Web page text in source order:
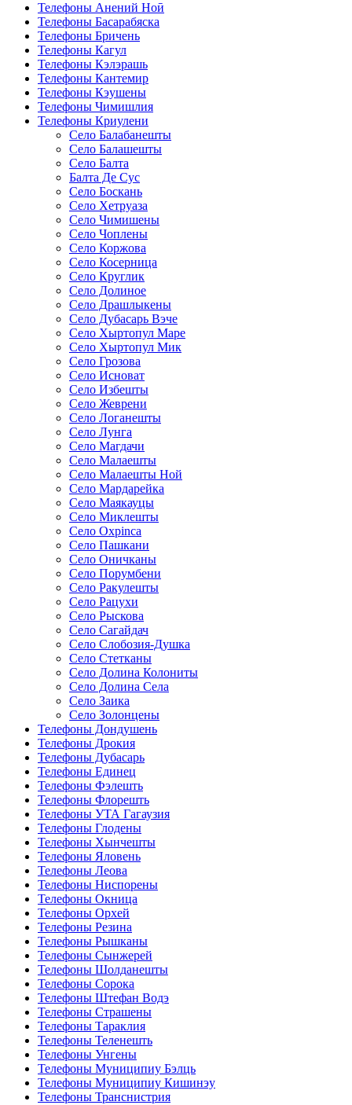
Телефоны Анений Ноӣ
Телефоны Басарабяска
Телефоны Бричень
Телефоны Кагул
Телефоны Кэлэрашь
Телефоны Кантемир
Телефоны Кэушены
Телефоны Чимишлия
Телефоны Криулени
Село Балабанешты
Село Балашешты
Село Балта
Балта Де Сус
Село Боскань
Село Хетруаза
Село Чимишены
Село Чоплены
Село Коржова
Село Косерница
Село Круглик
Село Долиное
Село Драшлыкены
Село Дубасарь Вэче
Село Хыртопул Маре
Село Хыртопул Мик
Село Грозова
Село Исноват
Село Избешты
Село Жеврени
Село Логанешты
Село Лунга
Село Магдачи
Село Малаешты
Село Малаешты Ной
Село Мардарейка
Село Маякауцы
Село Миклешты
Село Охрinca
Село Пашкани
Село Оничканы
Село Порумбени
Село Ракулешты
Село Рацухи
Село Рыскова
Село Сагайдач
Село Слобозия-Душка
Село Стетканы
Село Долина Колониты
Село Долина Села
Село Заика
Село Золонцены
Телефоны Дондушень
Телефоны Дрокия
Телефоны Дубасарь
Телефоны Единец
Телефоны Фэлешть
Телефоны Флорешть
Телефоны УТА Гагаузия
Телефоны Глодены
Телефоны Хынчешты
Телефоны Яловень
Телефоны Леова
Телефоны Ниспорены
Телефоны Окница
Телефоны Орхей
Телефоны Резина
Телефоны Рышканы
Телефоны Сынжерей
Телефоны Шолданешты
Телефоны Сорока
Телефоны Штефан Водэ
Телефоны Страшены
Телефоны Тараклия
Телефоны Теленешть
Телефоны Унгены
Телефоны Муниципиу Бэлць
Телефоны Муниципиу Кишинэу
Телефоны Транснистрия